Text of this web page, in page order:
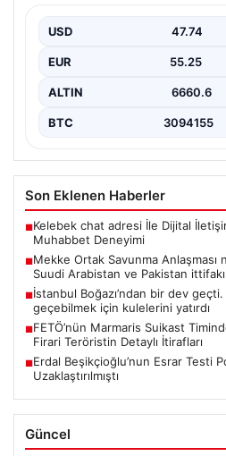
ayrıntılar ortaya çıktı
USD 47.74
EUR 55.25
ALTIN 6660.6
BTC 3094155
Son Eklenen Haberler
■Kelebek chat adresi İle Dijital
Muhabbet Deneyimi
■Mekke Ortak Savunma Anlaşması
Suudi Arabistan ve Pakistan
■İstanbul Boğazı’ndan bir dev
geçebilmek için kulelerini yatırdı
■FETÖ’nün Marmaris Suikast Timinde
Firari Teröristin Detaylı İtirafları
■Erdal Beşikçioğlu’nun Esrar Testi
Uzaklaştırılmıştı
Güncel